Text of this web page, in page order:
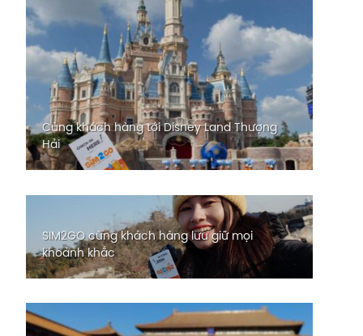
Cùng khách hàng tới Disney Land Thượng
Hải
SIM2GO cùng khách hàng lưu giữ mọi
khoảnh khắc